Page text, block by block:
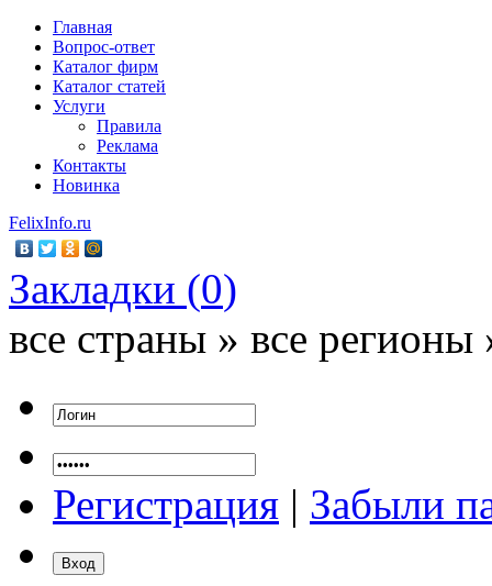
Главная
Вопрос-ответ
Каталог фирм
Каталог статей
Услуги
Правила
Реклама
Контакты
Новинка
FelixInfo.ru
Закладки (0)
все страны » все регионы
Регистрация | Забыли